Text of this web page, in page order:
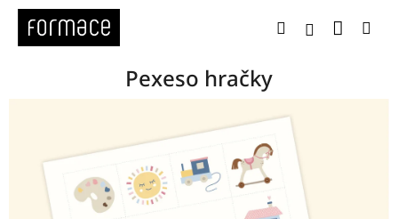
Přejít
obsah
HledatPřihlášení
Pexeso hračky